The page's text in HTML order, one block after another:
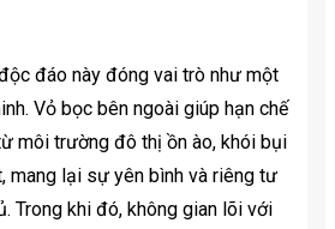
đáo này đóng vai trò như một
Vỏ bọc bên ngoài giúp hạn chế
môi trường đô thị ồn ào, khói bụi
mang lại sự yên bình và riêng tư
Trong khi đó, không gian lõi với